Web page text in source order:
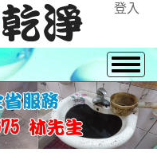
登入